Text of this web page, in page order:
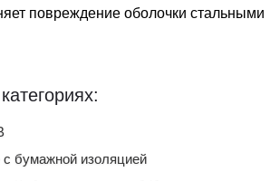
повреждение оболочки стальными
бумажной изоляцией